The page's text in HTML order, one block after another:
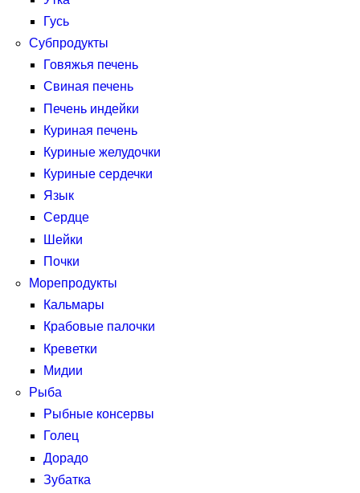
Гусь
Субпродукты
Говяжья печень
Свиная печень
Печень индейки
Куриная печень
Куриные желудочки
Куриные сердечки
Язык
Сердце
Шейки
Почки
Морепродукты
Кальмары
Крабовые палочки
Креветки
Мидии
Рыба
Рыбные консервы
Голец
Дорадо
Зубатка